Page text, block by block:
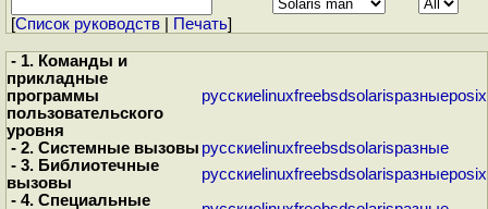
[Cписок руководств Печать]
- 1. Команды и
прикладные
программы
пользовательского
уровня
русские linuxfreebsdsolarisразныеposix
- 2. Системные вызовы русские linuxfreebsdsolarisразные
- 3. Библиотечные
вызовы
русские linuxfreebsdsolarisразныеposix
- 4. Специальные